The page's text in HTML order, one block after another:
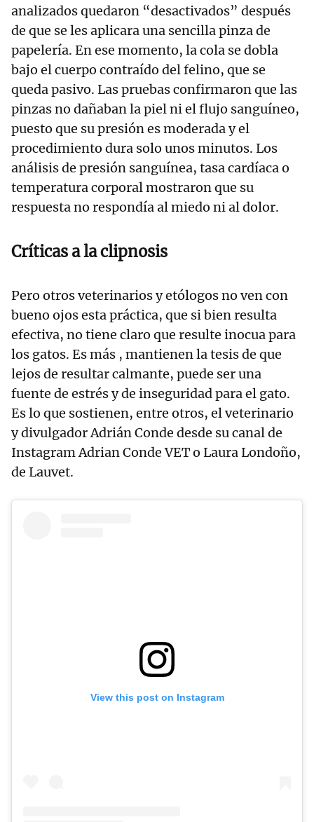
analizados quedaron “desactivados” después
de que se les aplicara una sencilla pinza de
papelería. En ese momento, la cola se dobla
bajo el cuerpo contraído del felino, que se
queda pasivo. Las pruebas confirmaron que las
pinzas no dañaban la piel ni el flujo sanguíneo,
puesto que su presión es moderada y el
procedimiento dura solo unos minutos. Los
análisis de presión sanguínea, tasa cardíaca o
temperatura corporal mostraron que su
respuesta no respondía al miedo ni al dolor.
Críticas a la clipnosis
Pero otros veterinarios y etólogos no ven con
bueno ojos esta práctica, que si bien resulta
efectiva, no tiene claro que resulte inocua para
los gatos. Es más , mantienen la tesis de que
lejos de resultar calmante, puede ser una
fuente de estrés y de inseguridad para el gato.
Es lo que sostienen, entre otros, el veterinario
y divulgador Adrián Conde desde su canal de
Instagram Adrian Conde VET o Laura Londoño,
de Lauvet.
View this post on Instagram